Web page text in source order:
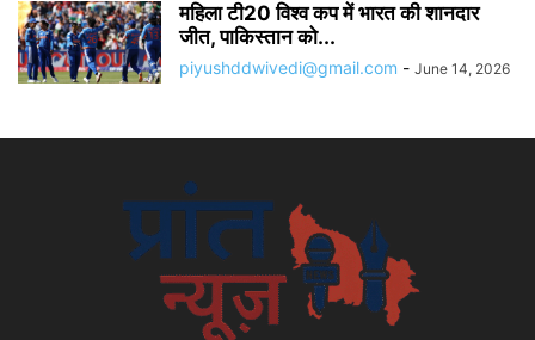
महिला टी20 विश्व कप में भारत की शानदार
जीत, पाकिस्तान को...
piyushddwivedi@gmail.com - June 14, 2026